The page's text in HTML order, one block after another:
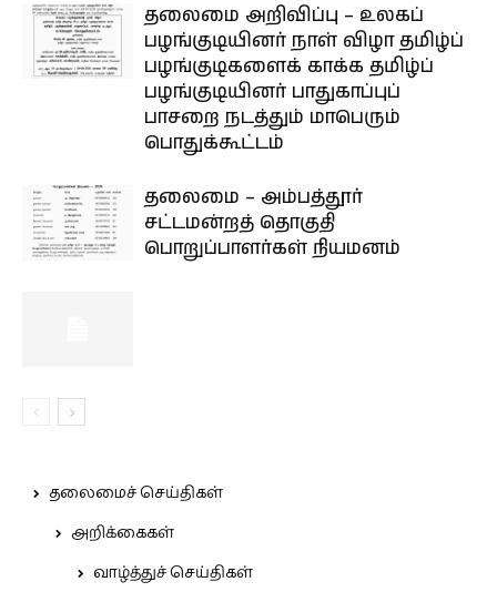
தலைமை அறிவிப்பு – உலகப்
பழங்குடியினர் நாள் விழா தமிழ்ப்
பழங்குடிகளைக் காக்க தமிழ்ப்
பழங்குடியினர் பாதுகாப்புப்
பாசறை நடத்தும் மாபெரும்
பொதுக்கூட்டம்
தலைமை – அம்பத்தூர்
சட்டமன்றத் தொகுதி
பொறுப்பாளர்கள் நியமனம்
தலைமைச் செய்திகள்
அறிக்கைகள்
வாழ்த்துச் செய்திகள்